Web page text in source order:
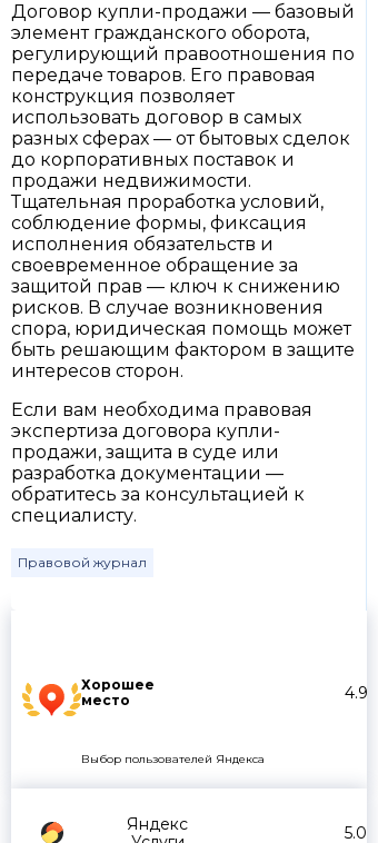
Хорошее
место
4.9
Выбор пользователей Яндекса
Яндекс
5.0
Договор купли-продажи — базовый
элемент гражданского оборота,
регулирующий правоотношения по
передаче товаров. Его правовая
конструкция позволяет
использовать договор в самых
разных сферах — от бытовых сделок
до корпоративных поставок и
продажи недвижимости.
Тщательная проработка условий,
соблюдение формы, фиксация
исполнения обязательств и
своевременное обращение за
защитой прав — ключ к снижению
рисков. В случае возникновения
спора, юридическая помощь может
быть решающим фактором в защите
интересов сторон.
Если вам необходима правовая
экспертиза договора купли-
продажи, защита в суде или
разработка документации —
обратитесь за консультацией к
специалисту.
Правовой журнал